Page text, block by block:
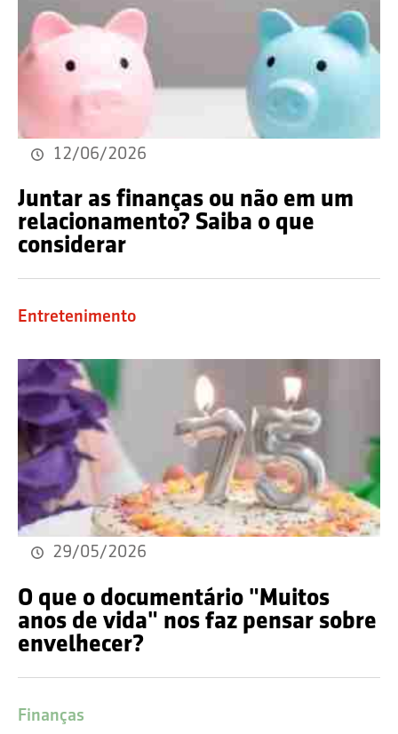
12/06/2026
Juntar as finanças ou não em um
relacionamento? Saiba o que
considerar
Entretenimento
29/05/2026
O que o documentário "Muitos
anos de vida" nos faz pensar sobre
envelhecer?
Finanças